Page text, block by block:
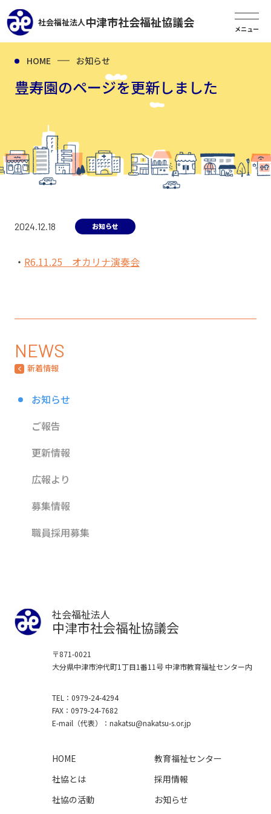
社会福祉法人中津市社会福祉協議会
HOME お知らせ
豊寿園のページを更新しました
2024.12.18 お知らせ
R6.11.25 オカリナ演奏会
NEWS
新着情報
お知らせ
ご報告
更新情報
広報より
募集情報
職員採用募集
社会福祉法人
中津市社会福祉協議会
〒871-0021
大分県中津市沖代町1丁目1番11号 中津市教育福祉センター内
TEL
0979-24-4294
FAX
0979-24-7682
E-mail （代表） nakatsu nakatsu-s.or.jp
HOME
社協とは
社協の活動
教育福祉センター
採用情報
お知らせ